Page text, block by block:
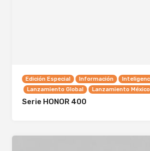
Edición Especial Información
Lanzamiento Global
Lanzamiento México
Serie HONOR 400